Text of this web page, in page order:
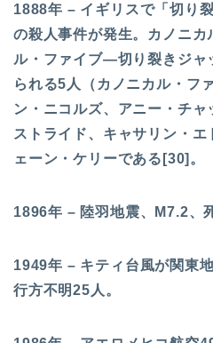
1888年 – イギリスで「切り
の殺人事件が発生。カノニ
ル・ファイブ—切り裂きジャ
られる5人（カノニカル・フ
ン・ニコルズ、アニー・チャ
ストライド、キャサリン・
ェーン・ケリーである[30]。
1896年 – 陸羽地震、M7.2、
1949年 – キティ台風が関東
行方不明25人。